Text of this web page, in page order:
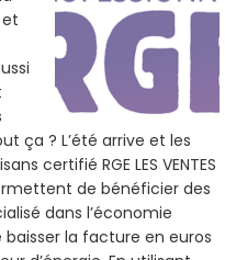
ça ? L’été arrive et les
certifié RGE LES VENTES
de bénéficier des
dans l’économie
baisser la facture en euros